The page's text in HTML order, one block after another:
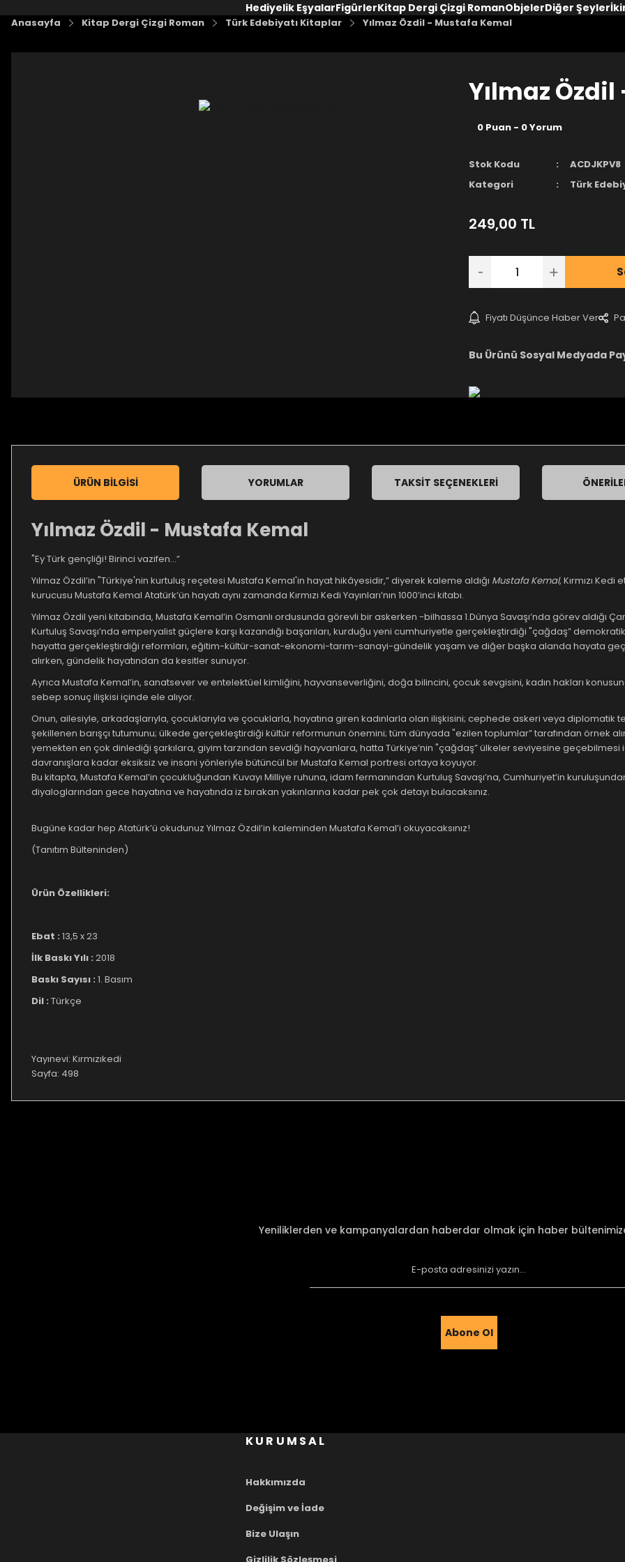
Hediyelik EşyalarFigürlerKitap Dergi Çizgi RomanObjelerDiğer Şeyler
Anasayfa Kitap Dergi Çizgi Roman Türk Edebiyatı Kitaplar Yılmaz Özdil - Mustafa Kemal
Yılmaz
0 Puan - 0 Yorum
Stok Kodu
ACDJKPV8
Kategori
Türk
249,00 TL
Fiyatı Düşünce Haber Ver
Bu Ürünü Sosyal Medyada
ÜRÜN BILGISI YORUMLAR TAKSIT SEÇENEKLERI
Yılmaz Özdil - Mustafa Kemal
"Ey Türk gençliği! Birinci vazifen...”
Yılmaz Özdil’in "Türkiye'nin kurtuluş reçetesi Mustafa Kemal'in hayat hikâyesidir,” diyerek kaleme aldığı Mustafa Kemal, Kırmızı
kurucusu Mustafa Kemal Atatürk’ün hayatı aynı zamanda Kırmızı Kedi Yayınları’nın 1000’inci kitabı.
Yılmaz Özdil yeni kitabında, Mustafa Kemal’in Osmanlı ordusunda görevli bir askerken -bilhassa 1.Dünya Savaşı’nda görev
Kurtuluş Savaşı’nda emperyalist güçlere karşı kazandığı başarıları, kurduğu yeni cumhuriyetle gerçekleştirdiği "çağdaş”
hayatta gerçekleştirdiği reformları, eğitim-kültür-sanat-ekonomi-tarım-sanayi-gündelik yaşam ve diğer başka alanda hayata
alırken, gündelik hayatından da kesitler sunuyor.
Ayrıca Mustafa Kemal’in, sanatsever ve entelektüel kimliğini, hayvanseverliğini, doğa bilincini, çocuk sevgisini, kadın hakları
sebep sonuç ilişkisi içinde ele alıyor.
Onun, ailesiyle, arkadaşlarıyla, çocuklarıyla ve çocuklarla, hayatına giren kadınlarla olan ilişkisini; cephede askeri veya diplomatik
şekillenen barışçı tutumunu; ülkede gerçekleştirdiği kültür reformunun önemini; tüm dünyada "ezilen toplumlar” tarafından örnek
yemekten en çok dinlediği şarkılara, giyim tarzından sevdiği hayvanlara, hatta Türkiye’nin "çağdaş” ülkeler seviyesine geçebilmesi
davranışlara kadar eksiksiz ve insani yönleriyle bütüncül bir Mustafa Kemal portresi ortaya koyuyor.
Bu kitapta, Mustafa Kemal’in çocukluğundan Kuvayı Milliye ruhuna, idam fermanından Kurtuluş Savaşı’na, Cumhuriyet’in
diyaloglarından gece hayatına ve hayatında iz bırakan yakınlarına kadar pek çok detayı bulacaksınız.
Bugüne kadar hep Atatürk’ü okudunuz Yılmaz Özdil’in kaleminden Mustafa Kemal’i okuyacaksınız!
(Tanıtım Bülteninden)
Ürün Özellikleri:
Ebat : 13,5 x 23
İlk Baskı Yılı : 2018
Baskı Sayısı : 1. Basım
Dil : Türkçe
Yayınevi: Kırmızıkedi
Sayfa: 498
Gönder
Yeniliklerden ve kampanyalardan haberdar olmak için haber
Abone Ol
KURUMSAL
Hakkımızda
Değişim ve İade
Bize Ulaşın